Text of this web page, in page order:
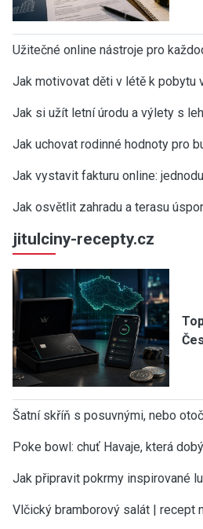
Užitečné online nástroje pro
Jak motivovat děti v létě k pobytu
Jak si užít letní úrodu a výlety s
Jak uchovat rodinné hodnoty pro
Jak vystavit fakturu online:
Jak osvětlit zahradu a terasu
jitulciny-recepty.cz
Šatní skříň s posuvnými, nebo
Poke bowl: chuť Havaje, která
Jak připravit pokrmy inspirované
Vlčický bramborový salát | recept